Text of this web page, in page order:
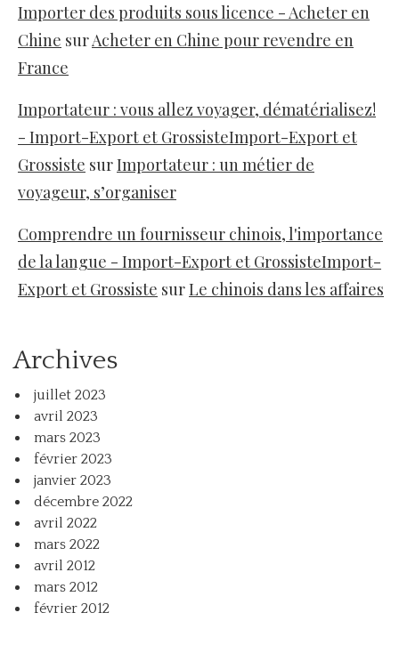
Importer des produits sous licence - Acheter en
Chine surAcheter en Chine pour revendre en
France
Importateur : vous allez voyager, dématérialisez!
- Import-Export et GrossisteImport-Export et
Grossiste surImportateur : un métier de
voyageur, s’organiser
Comprendre un fournisseur chinois, l'importance
de la langue - Import-Export et GrossisteImport-
Export et Grossiste surLe chinois dans les affaires
Archives
juillet 2023
avril 2023
mars 2023
février 2023
janvier 2023
décembre 2022
avril 2022
mars 2022
avril 2012
mars 2012
février 2012